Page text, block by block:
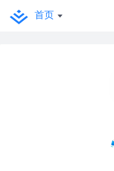
首页